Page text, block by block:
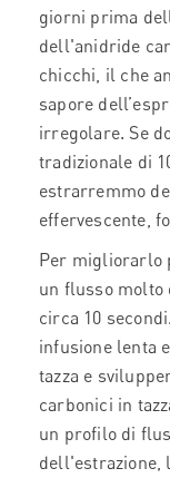
giorni prima
dell'anidride
chicchi, il che
sapore
irregolare. Se
tradizionale di
estrarremmo
effervescente,
Per migliorarlo
un flusso molto
circa 10
infusione lenta
tazza e
carbonici in
un profilo di
dell'estrazione,